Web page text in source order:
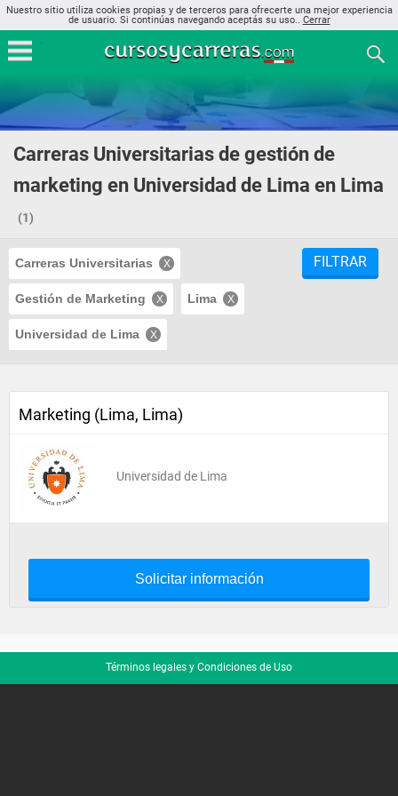
Nuestro sitio utiliza cookies propias y de terceros para ofrecerte una mejor experiencia
de usuario. Si continúas navegando aceptás su uso.. Cerrar
Carreras Universitarias de gestión de
marketing en Universidad de Lima en Lima
(1)
Carreras Universitarias
Gestión de Marketing Lima
Universidad de Lima
FILTRAR
Marketing (Lima, Lima)
Universidad de Lima
Solicitar información
Términos legales y Condiciones de Uso